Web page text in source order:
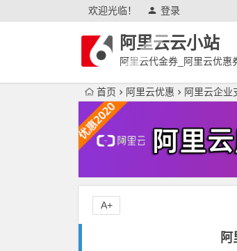
欢迎光临！ 登录
阿里云云小站
阿里云代金券_阿里云优惠
首页 阿里云优惠 阿里云企业
A+